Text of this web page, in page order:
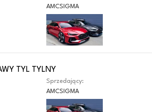
AMCSIGMA
TYL TYLNY
Sprzedający:
AMCSIGMA